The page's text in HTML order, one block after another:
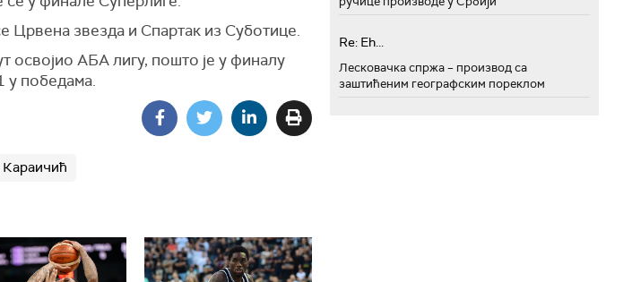
Црвена звезда и Спартак из Суботице.
освојио АБА лигу, пошто је у финалу
у победама.
Re: Eh...
Лесковачка спржа – производ са
заштићеним географским пореклом